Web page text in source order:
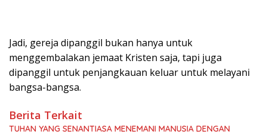
Jadi, gereja dipanggil bukan hanya untuk
menggembalakan jemaat Kristen saja, tapi juga
dipanggil untuk penjangkauan keluar untuk melayani
bangsa-bangsa.
Berita Terkait
TUHAN YANG SENANTIASA MENEMANI MANUSIA DENGAN